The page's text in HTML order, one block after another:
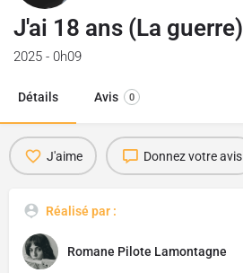
J'ai 18 ans (La guerre)
2025 - 0h09
Détails Avis 0
J'aime Donnez votre avis
Réalisé par :
Romane Pilote Lamontagne